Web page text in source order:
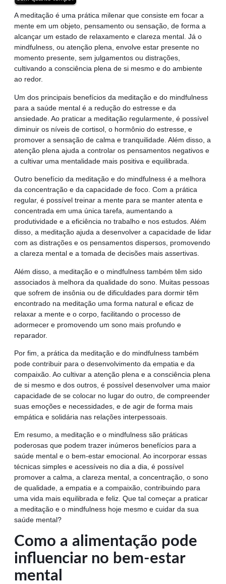
A meditação é uma prática milenar que consiste em focar a
mente em um objeto, pensamento ou sensação, de forma a
alcançar um estado de relaxamento e clareza mental. Já o
mindfulness, ou atenção plena, envolve estar presente no
momento presente, sem julgamentos ou distrações,
cultivando a consciência plena de si mesmo e do ambiente
ao redor.
Um dos principais benefícios da meditação e do mindfulness
para a saúde mental é a redução do estresse e da
ansiedade. Ao praticar a meditação regularmente, é possível
diminuir os níveis de cortisol, o hormônio do estresse, e
promover a sensação de calma e tranquilidade. Além disso, a
atenção plena ajuda a controlar os pensamentos negativos e
a cultivar uma mentalidade mais positiva e equilibrada.
Outro benefício da meditação e do mindfulness é a melhora
da concentração e da capacidade de foco. Com a prática
regular, é possível treinar a mente para se manter atenta e
concentrada em uma única tarefa, aumentando a
produtividade e a eficiência no trabalho e nos estudos. Além
disso, a meditação ajuda a desenvolver a capacidade de lidar
com as distrações e os pensamentos dispersos, promovendo
a clareza mental e a tomada de decisões mais assertivas.
Além disso, a meditação e o mindfulness também têm sido
associados à melhora da qualidade do sono. Muitas pessoas
que sofrem de insônia ou de dificuldades para dormir têm
encontrado na meditação uma forma natural e eficaz de
relaxar a mente e o corpo, facilitando o processo de
adormecer e promovendo um sono mais profundo e
reparador.
Por fim, a prática da meditação e do mindfulness também
pode contribuir para o desenvolvimento da empatia e da
compaixão. Ao cultivar a atenção plena e a consciência plena
de si mesmo e dos outros, é possível desenvolver uma maior
capacidade de se colocar no lugar do outro, de compreender
suas emoções e necessidades, e de agir de forma mais
empática e solidária nas relações interpessoais.
Em resumo, a meditação e o mindfulness são práticas
poderosas que podem trazer inúmeros benefícios para a
saúde mental e o bem-estar emocional. Ao incorporar essas
técnicas simples e acessíveis no dia a dia, é possível
promover a calma, a clareza mental, a concentração, o sono
de qualidade, a empatia e a compaixão, contribuindo para
uma vida mais equilibrada e feliz. Que tal começar a praticar
a meditação e o mindfulness hoje mesmo e cuidar da sua
saúde mental?
Como a alimentação pode
influenciar no bem-estar
mental